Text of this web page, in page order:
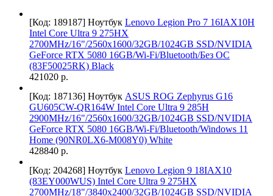
[Код: 189187] Ноутбук Lenovo Legion Pro 7 16IAX10H
Intel Core Ultra 9 275HX
2700MHz/16"/2560x1600/32GB/1024GB SSD/NVIDIA
GeForce RTX 5080 16GB/Wi-Fi/Bluetooth/Без ОС
(83F50025RK) Black
421020 р.
[Код: 187136] Ноутбук ASUS ROG Zephyrus G16
GU605CW-QR164W Intel Core Ultra 9 285H
2900MHz/16"/2560x1600/32GB/1024GB SSD/NVIDIA
GeForce RTX 5080 16GB/Wi-Fi/Bluetooth/Windows 11
Home (90NR0LX6-M008Y0) White
428840 р.
[Код: 204268] Ноутбук Lenovo Legion 9 18IAX10
(83EY000WUS) Intel Core Ultra 9 275HX
2700MHz/18"/3840x2400/32GB/1024GB SSD/NVIDIA